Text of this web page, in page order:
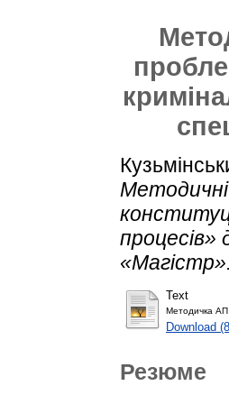
Методичні
«Магістр».
Text
Методичка АП
Download
Резюме